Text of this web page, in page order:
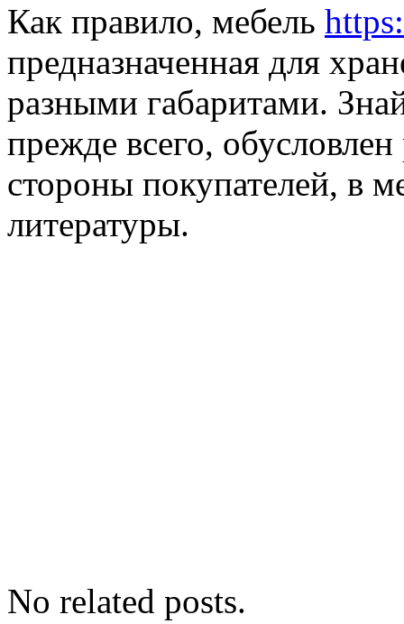
Как правило, мебель
предназначенная для
разными габаритами.
прежде всего,
стороны покупателей, в
литературы.
No related posts.